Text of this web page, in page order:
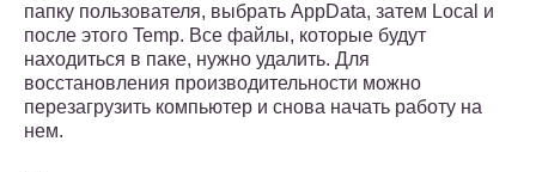
папку пользователя, выбрать AppData, затем Local и
после этого Temp. Все файлы, которые будут
находиться в паке, нужно удалить. Для
восстановления производительности можно
перезагрузить компьютер и снова начать работу на
нем.